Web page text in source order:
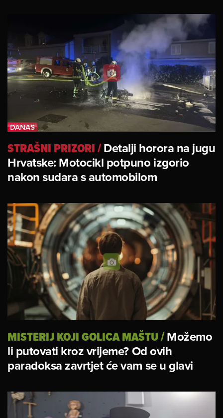
STRAŠNI PRIZORI/Detalji horora na jugu
Hrvatske: Motocikl potpuno izgorio
nakon sudara s automobilom
MISTERIJ KOJI GOLICA MAŠTU/Možemo
li putovati kroz vrijeme? Od ovih
paradoksa zavrtjet će vam se u glavi